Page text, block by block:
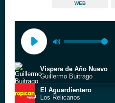
WEB
Vispera de Año Nuevo
Guillermo Buitrago
El Aguardientero
Los Relicarios